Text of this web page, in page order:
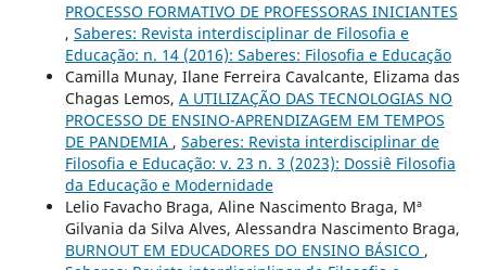
PROCESSO FORMATIVO DE PROFESSORAS INICIANTES
, Saberes: Revista interdisciplinar de Filosofia e
Educação: n. 14 (2016): Saberes: Filosofia e Educação
Camilla Munay, Ilane Ferreira Cavalcante, Elizama das
Chagas Lemos, A UTILIZAÇÃO DAS TECNOLOGIAS NO
PROCESSO DE ENSINO-APRENDIZAGEM EM TEMPOS
DE PANDEMIA , Saberes: Revista interdisciplinar de
Filosofia e Educação: v. 23 n. 3 (2023): Dossiê Filosofia
da Educação e Modernidade
Lelio Favacho Braga, Aline Nascimento Braga, Mª
Gilvania da Silva Alves, Alessandra Nascimento Braga,
BURNOUT EM EDUCADORES DO ENSINO BÁSICO ,